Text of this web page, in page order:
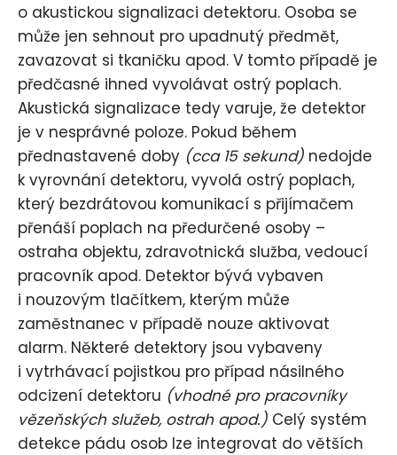
o akustickou signalizaci detektoru. Osoba se
může jen sehnout pro upadnutý předmět,
zavazovat si tkaničku apod. V tomto případě je
předčasné ihned vyvolávat ostrý poplach.
Akustická signalizace tedy varuje, že detektor
je v nesprávné poloze. Pokud během
přednastavené doby (cca 15 sekund) nedojde
k vyrovnání detektoru, vyvolá ostrý poplach,
který bezdrátovou komunikací s přijímačem
přenáší poplach na předurčené osoby –
ostraha objektu, zdravotnická služba, vedoucí
pracovník apod. Detektor bývá vybaven
i nouzovým tlačítkem, kterým může
zaměstnanec v případě nouze aktivovat
alarm. Některé detektory jsou vybaveny
i vytrhávací pojistkou pro případ násilného
odcizení detektoru (vhodné pro pracovníky
vězeňských služeb, ostrah apod.) Celý systém
detekce pádu osob lze integrovat do větších